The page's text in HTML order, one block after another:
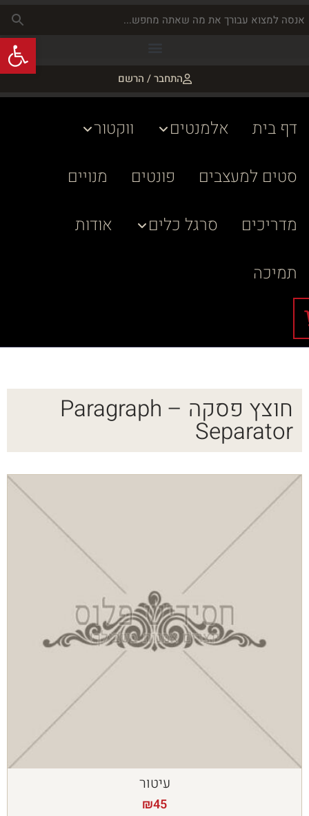
התחבר / הרשם
דף בית אלמנטים
ווקטור
סטים למעצבים
פונטים
מנויים
מדריכים
סרגל כלים
אודות
תמיכה
חוצץ פסקה – Paragraph
Separator
עיטור
₪45